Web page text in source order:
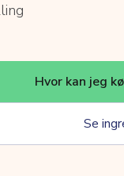
Hvor kan jeg
Se